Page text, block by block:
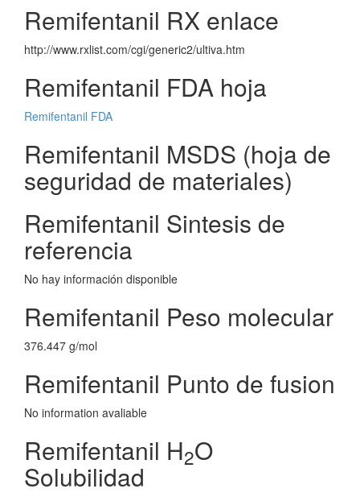
Remifentanil RX enlace
http://www.rxlist.com/cgi/generic2/ultiva.htm
Remifentanil FDA hoja
Remifentanil FDA
Remifentanil MSDS (hoja de
seguridad de materiales)
Remifentanil Sintesis de
referencia
No hay información disponible
Remifentanil Peso molecular
376.447 g/mol
Remifentanil Punto de fusion
No information avaliable
Remifentanil H2O
Solubilidad